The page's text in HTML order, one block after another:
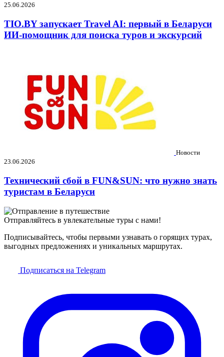
25.06.2026
TIO.BY запускает Travel AI: первый в Беларуси
ИИ-помощник для поиска туров и экскурсий
Новости
23.06.2026
Технический сбой в FUN&SUN: что нужно знать
туристам в Беларуси
Отправляйтесь в увлекательные туры с нами!
Подписывайтесь, чтобы первыми узнавать о горящих турах,
выгодных предложениях и уникальных маршрутах.
Подписаться на Telegram